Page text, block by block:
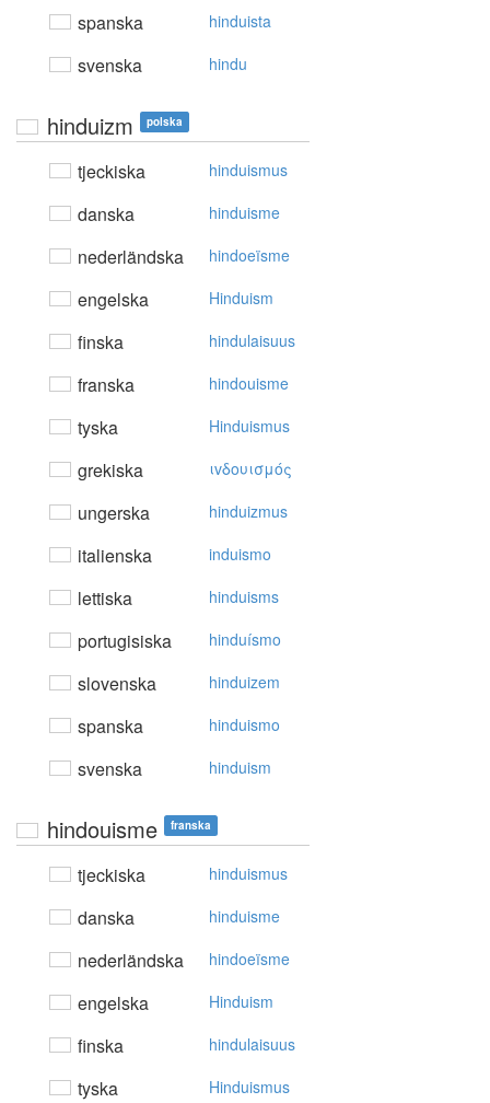
spanska hinduista
svenska hindu
hinduizm polska
tjeckiska hinduismus
danska hinduisme
nederländska hindoeïsme
engelska Hinduism
finska hindulaisuus
franska hindouisme
tyska Hinduismus
grekiska ιvδoυισμός
ungerska hinduizmus
italienska induismo
lettiska hinduisms
portugisiska hinduísmo
slovenska hinduizem
spanska hinduismo
svenska hinduism
hindouisme franska
tjeckiska hinduismus
danska hinduisme
nederländska hindoeïsme
engelska Hinduism
finska hindulaisuus
tyska Hinduismus